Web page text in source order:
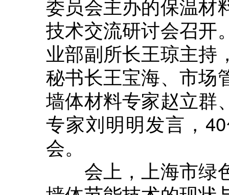
委员会主办的保温材
技术交流研讨会召开
业部副所长王琼主持
秘书长王宝海、市场
墙体材料专家赵立群
专家刘明明发言，
会。
会上，上海市绿